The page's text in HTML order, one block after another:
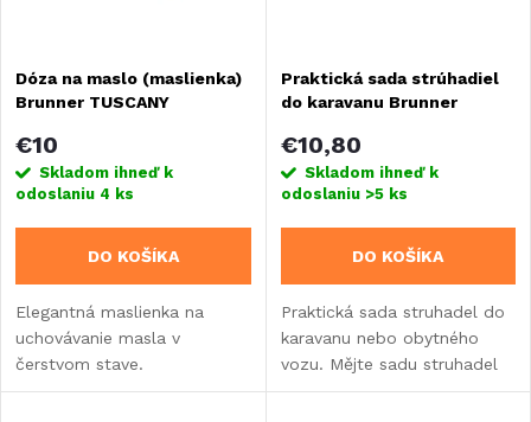
e
p
r
o
d
u
s
p
r
o
d
u
Dóza na maslo (maslienka)
Brunner TUSCANY
€10
Skladom ihneď k
odoslaniu 4 ks
DO KOŠÍKA
Elegantná maslienka na
uchovávanie masla v
čerstvom stave.
Praktická sada strúhadiel
do karavanu Brunner
€10,80
Skladom ihneď k
odoslaniu >5 ks
DO KOŠÍKA
Praktická sada struhadel do
karavanu nebo obytného
vozu. Mějte sadu struhadel
vždy po ruce.